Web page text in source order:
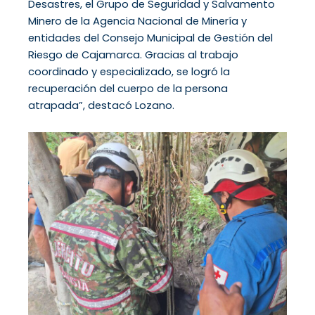
Desastres, el Grupo de Seguridad y Salvamento
Minero de la Agencia Nacional de Minería y
entidades del Consejo Municipal de Gestión del
Riesgo de Cajamarca. Gracias al trabajo
coordinado y especializado, se logró la
recuperación del cuerpo de la persona
atrapada”, destacó Lozano.